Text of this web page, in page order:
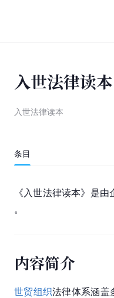
入世法律读本
入世法律读本
条目
《入世法律读本》是
。
内容简介
世贸组织法律体系涵盖